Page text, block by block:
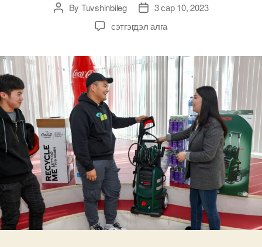
PostBy Tuvshinbileg
Post3 сар 10, 2023
Багшийн
гарцыг
цэвэрлэсэн
залууст
талархал
илэрхийллээ
дээр
сэтгэгдэл алга